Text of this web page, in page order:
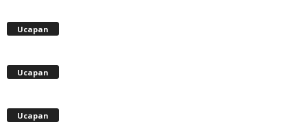
Ucapan
Ucapan
Ucapan